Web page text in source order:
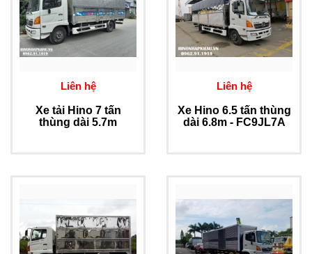
Liên hệ
Xe tải Hino 7 tấn
thùng dài 5.7m
Liên hệ
Xe Hino 6.5 tấn thùng
dài 6.8m - FC9JL7A